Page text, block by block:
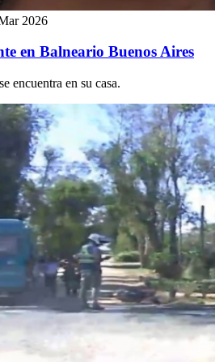
2026
en Balneario Buenos Aires
encuentra en su casa.